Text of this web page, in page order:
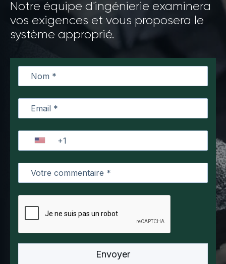
Notre équipe d'ingénierie examinera
vos exigences et vous proposera le
système approprié.